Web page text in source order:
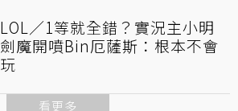
LOL／1等就全錯？實況主小明
劍魔開噴Bin厄薩斯：根本不會
玩
看更多